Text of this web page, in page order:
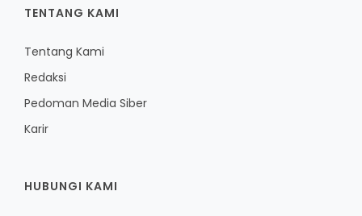
TENTANG KAMI
Tentang Kami
Redaksi
Pedoman Media Siber
Karir
HUBUNGI KAMI